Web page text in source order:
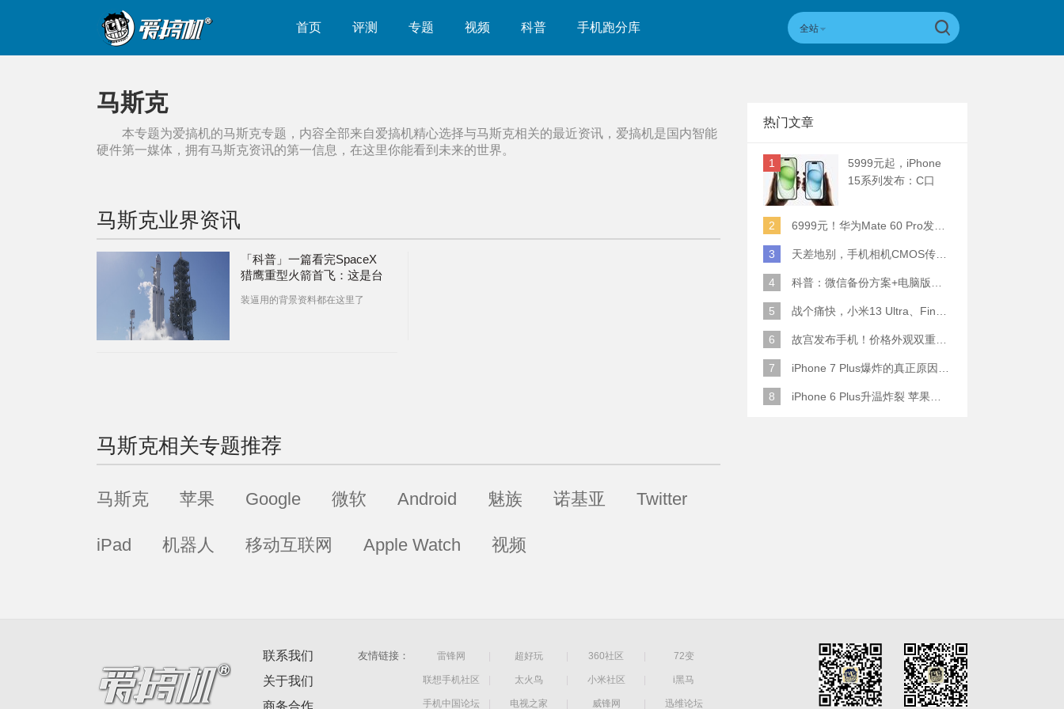
首页 评测 专题 视频 科普 手机跑分库 全站
马斯克
本专题为爱搞机的马斯克专题，内容全部来自爱搞机精心选择与马斯克相关的最近资讯，爱搞机是国内智能
硬件第一媒体，拥有马斯克资讯的第一信息，在这里你能看到未来的世界。
马斯克业界资讯
「科普」一篇看完SpaceX
猎鹰重型火箭首飞：这是台
装逼用的背景资料都在这里了
马斯克相关专题推荐
马斯克 苹果 Google 微软 Android 魅族 诺基亚 Twitter
iPad 机器人 移动互联网 Apple Watch 视频
热门文章
1
5999元起，iPhone
15系列发布：C口
2
6999元！华为Mate 60 Pro发布：麒麟9000S+卫星通话 (附初步跑分)
3 天差地别，手机相机CMOS传感器实际面积对比
4 科普：微信备份方案+电脑版丢失数据恢复指南
5 战个痛快，小米13 Ultra、Find X6 Pro、vivo X90 Pro+、小米12SU拍照横评
6 故宫发布手机！价格外观双重逆天！
7 iPhone 7 Plus爆炸的真正原因原来是这样
8 iPhone 6 Plus升温炸裂 苹果赔了一部全新的
联系我们
关于我们
商务合作
友情链接： 雷锋网 超好玩 360社区 72变
联想手机社区 太火鸟 小米社区 i黑马
手机中国论坛 电视之家 威锋网 迅维论坛